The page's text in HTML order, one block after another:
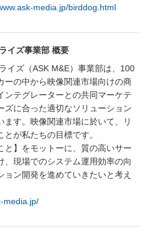
media.jp/birddog.html
イズ事業部 概要
イズ（ASK M&E）事業部は、100
ーの中から映像関連市場向けの商
ンテグレーターとの共同マーケテ
ズに合った適切なソリューション
ます。映像関連市場に於いて、リ
が私たちの目標です。
と】をモットーに、質の高いサー
、現場でのシステム運用効率の向
ョン開発を進めていきたいと考え
media.jp/